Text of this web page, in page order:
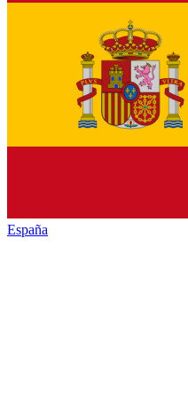
España